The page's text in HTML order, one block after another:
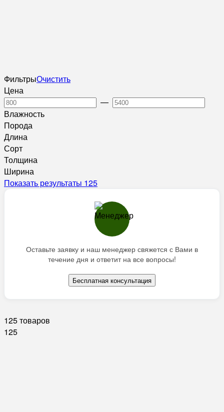
ФильтрыОчистить
Цена
—
Влажность
Порода
Длина
Сорт
Толщина
Ширина
Показать результаты 125
Оставьте заявку и наш менеджер свяжется с Вами в
течение дня и ответит на все вопросы!
Бесплатная консультация
125 товаров
125